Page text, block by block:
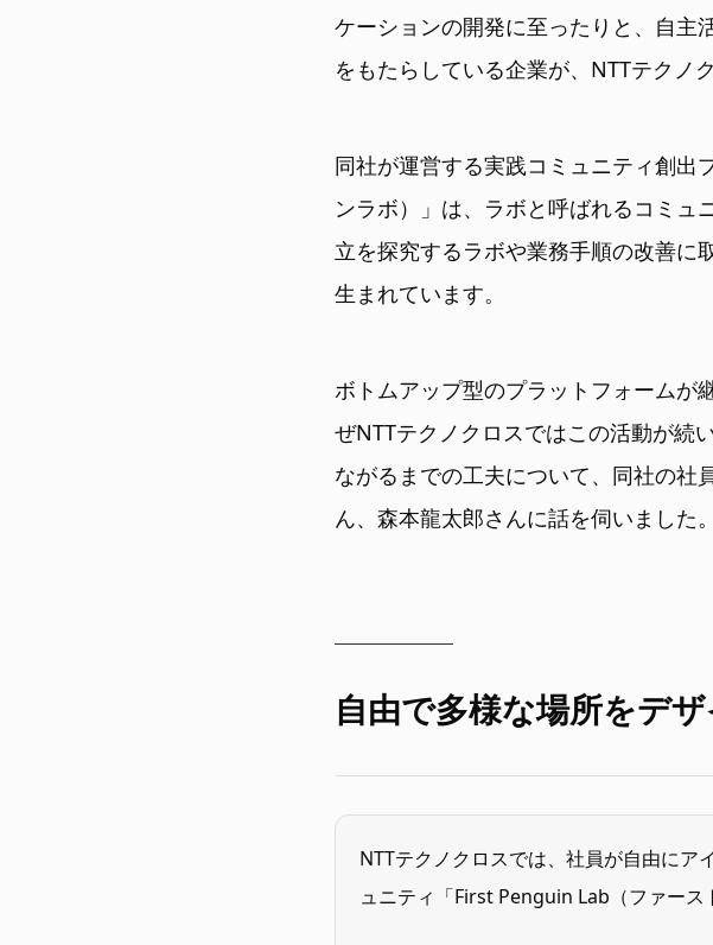
ケーションの開発に至ったりと、自主
をもたらしている企業が、NTTテクノ
同社が運営する実践コミュニティ創
ンラボ）」は、ラボと呼ばれるコミュ
立を探究するラボや業務手順の改善に
生まれています。
ボトムアップ型のプラットフォームが
ぜNTTテクノクロスではこの活動が続
ながるまでの工夫について、同社の社
ん、森本龍太郎さんに話を伺いました。
自由で多様な場所をデ
NTTテクノクロスでは、社員が自由にア
ュニティ「First Penguin Lab（ファース